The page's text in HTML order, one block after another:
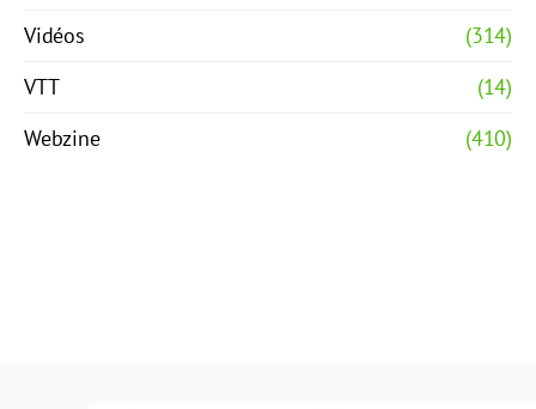
Vidéos
(314)
VTT
(14)
Webzine
(410)